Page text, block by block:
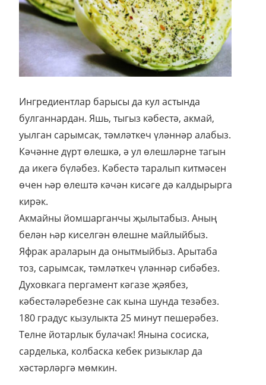
Ингредиентлар барысы да кул астында
булганнардан. Яшь, тыгыз кәбестә, акмай,
уылган сарымсак, тәмләткеч үләннәр алабыз.
Кәчәнне дүрт өлешкә, ә ул өлешләрне тагын
да икегә бүләбез. Кәбестә таралып китмәсен
өчен һәр өлештә кәчән кисәге дә калдырырга
кирәк.
Акмайны йомшарганчы җылытабыз. Аның
белән һәр киселгән өлешне майлыйбыз.
Яфрак араларын да онытмыйбыз. Арытаба
тоз, сарымсак, тәмләткеч үләннәр сибәбез.
Духовкага пергамент кәгазе җәябез,
кәбестәләребезне сак кына шунда тезәбез.
180 градус кызулыкта 25 минут пешерәбез.
Телне йотарлык булачак! Янына сосиска,
сарделька, колбаска кебек ризыклар да
хәстәрләргә мөмкин.